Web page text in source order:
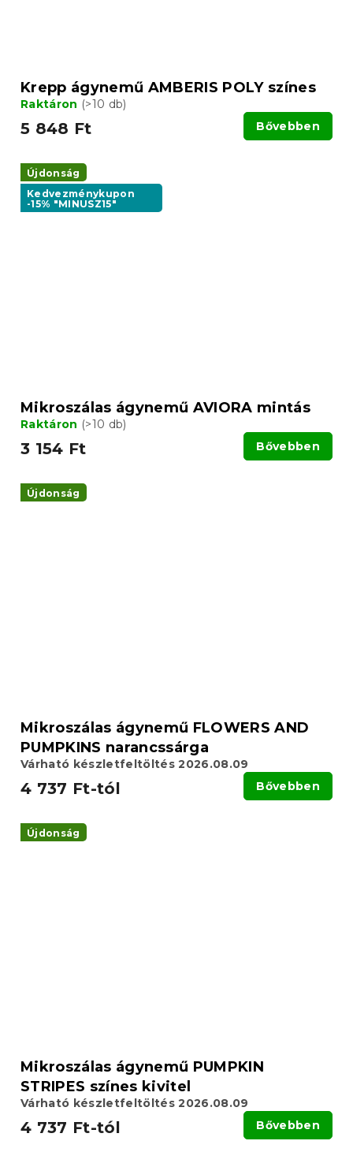
Krepp ágynemű AMBERIS POLY színes
Raktáron (>10 db)
5 848 Ft Bővebben
Újdonság
Kedvezménykupon
-15% "MINUSZ15"
Mikroszálas ágynemű AVIORA mintás
Raktáron (>10 db)
3 154 Ft Bővebben
Újdonság
Mikroszálas ágynemű FLOWERS AND
PUMPKINS narancssárga
Várható készletfeltöltés 2026.08.09
4 737 Ft-tól Bővebben
Újdonság
Mikroszálas ágynemű PUMPKIN
STRIPES színes kivitel
Várható készletfeltöltés 2026.08.09
4 737 Ft-tól Bővebben